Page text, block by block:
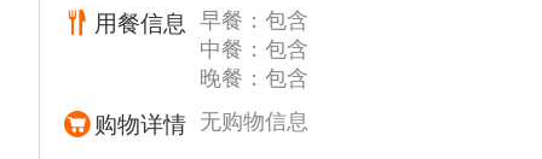
端，泛美公路是条从美国的边缘延伸，穿过中
美洲和南美洲大部分地区的公路。
于下午1530左右登上庞洛北冕号，傍晚时分
迎着夕阳启航， 缓缓航经美丽壮观的比格尔
水道展开南极之旅。
用餐信息
早餐：包含
中餐：包含
晚餐：包含
购物详情 无购物信息